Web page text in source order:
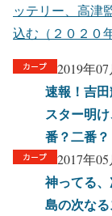
ッテリー、高津
込む（２０２０
2019年
速報！吉
スター明
番？二番？
2017年
神ってる
島の次な